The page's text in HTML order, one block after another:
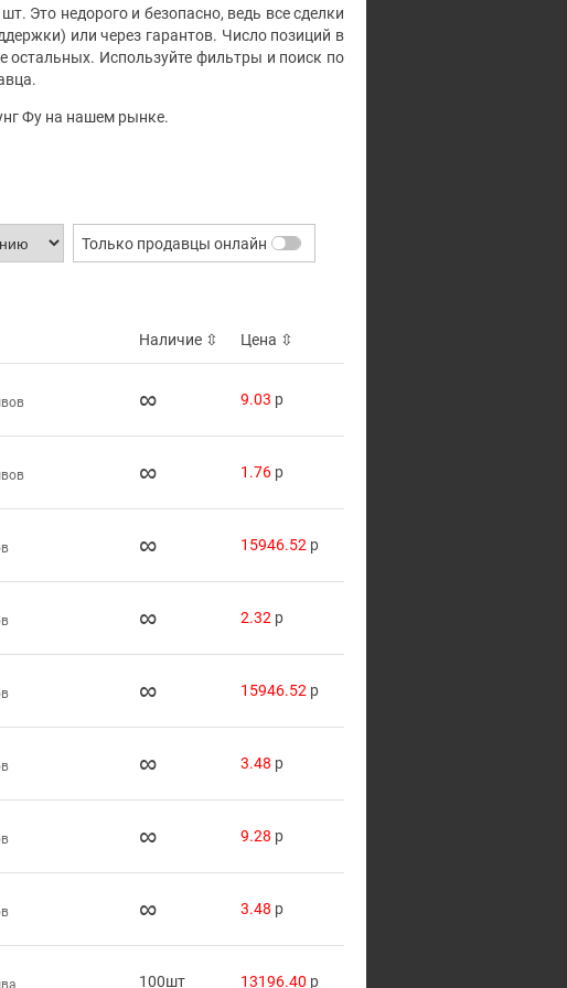
Это недорого и безопасно, ведь все сделки
или через гарантов. Число позиций в
Используйте фильтры и поиск по
Фу на нашем рынке.
Только продавцы онлайн
Наличие ⇳ Цена ⇳
∞ 9.03 p
∞ 1.76 p
∞ 15946.52 p
∞ 2.32 p
∞ 15946.52 p
∞ 3.48 p
∞ 9.28 p
∞ 3.48 p
100шт 13196.40 p